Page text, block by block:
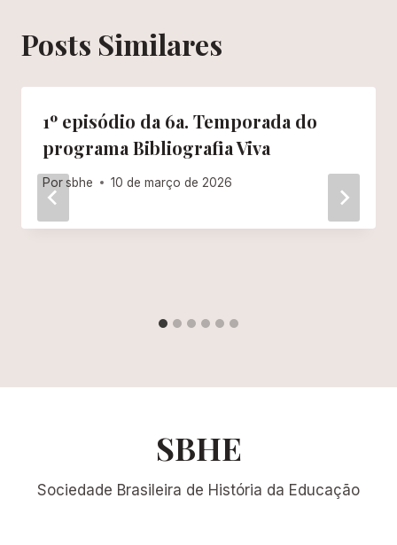
Posts Similares
1º episódio da 6a. Temporada do
programa Bibliografia Viva
Porsbhe 10 de março de 2026
SBHE
Sociedade Brasileira de História da Educação